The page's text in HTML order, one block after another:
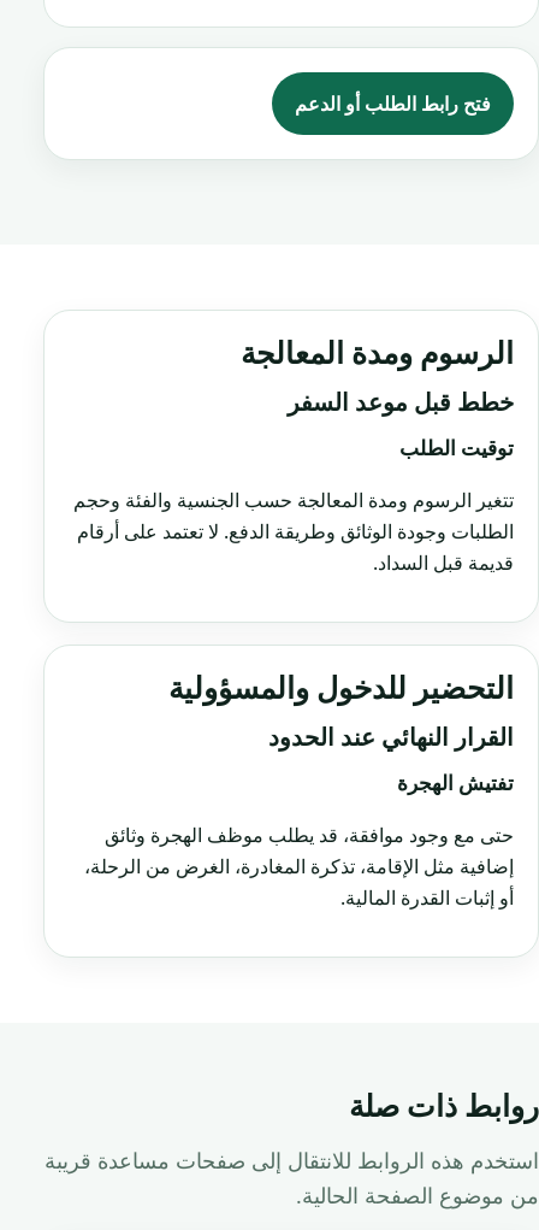
فتح رابط الطلب أو الدعم
الرسوم ومدة المعالجة
خطط قبل موعد السفر
توقيت الطلب
تتغير الرسوم ومدة المعالجة حسب الجنسية والفئة وحجم
الطلبات وجودة الوثائق وطريقة الدفع. لا تعتمد على أرقام
قديمة قبل السداد.
التحضير للدخول والمسؤولية
القرار النهائي عند الحدود
تفتيش الهجرة
حتى مع وجود موافقة، قد يطلب موظف الهجرة وثائق
إضافية مثل الإقامة، تذكرة المغادرة، الغرض من الرحلة،
أو إثبات القدرة المالية.
روابط ذات صلة
استخدم هذه الروابط للانتقال إلى صفحات مساعدة قريبة
من موضوع الصفحة الحالية.